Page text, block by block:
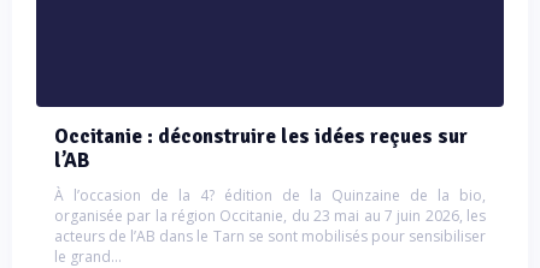
Occitanie : déconstruire les idées reçues sur
l’AB
À l’occasion de la 4? édition de la Quinzaine de la bio,
organisée par la région Occitanie, du 23 mai au 7 juin 2026, les
acteurs de l’AB dans le Tarn se sont mobilisés pour sensibiliser
le grand...